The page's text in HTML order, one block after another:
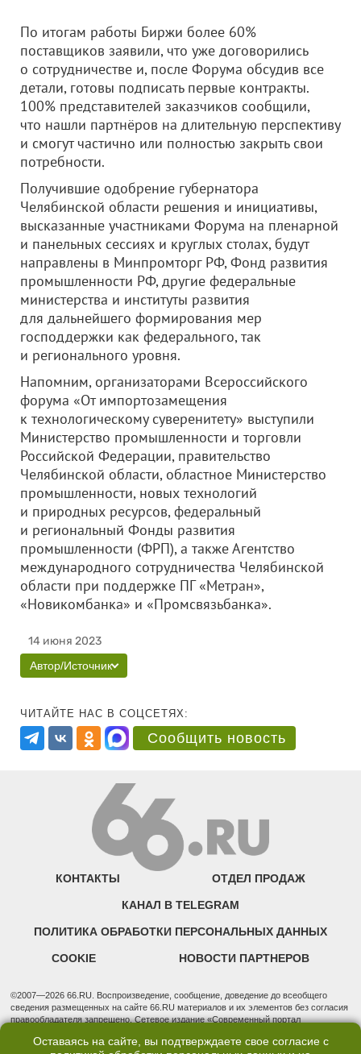
По итогам работы Биржи более 60%
поставщиков заявили, что уже договорились
о сотрудничестве и, после Форума обсудив все
детали, готовы подписать первые контракты.
100% представителей заказчиков сообщили,
что нашли партнёров на длительную перспективу
и смогут частично или полностью закрыть свои
потребности.
Получившие одобрение губернатора
Челябинской области решения и инициативы,
высказанные участниками Форума на пленарной
и панельных сессиях и круглых столах, будут
направлены в Минпромторг РФ, Фонд развития
промышленности РФ, другие федеральные
министерства и институты развития
для дальнейшего формирования мер
господдержки как федерального, так
и регионального уровня.
Напомним, организаторами Всероссийского
форума «От импортозамещения
к технологическому суверенитету» выступили
Министерство промышленности и торговли
Российской Федерации, правительство
Челябинской области, областное Министерство
промышленности, новых технологий
и природных ресурсов, федеральный
и региональный Фонды развития
промышленности (ФРП), а также Агентство
международного сотрудничества Челябинской
области при поддержке ПГ «Метран»,
«Новикомбанка» и «Промсвязьбанка».
14 июня 2023
Автор/Источник
ЧИТАЙТЕ НАС В СОЦСЕТЯХ:
Сообщить новость
КОНТАКТЫ ОТДЕЛ ПРОДАЖ
КАНАЛ В TELEGRAM
ПОЛИТИКА ОБРАБОТКИ ПЕРСОНАЛЬНЫХ ДАННЫХ
COOKIE НОВОСТИ ПАРТНЕРОВ
©2007—2026 66.RU. Воспроизведение, сообщение, доведение до всеобщего
сведения размещенных на сайте 66.RU материалов и их элементов без согласия
правообладателя запрещено. Сетевое издание «Современный портал
надзору в сфере связи, информационных технологий и массовых коммуникаций
Оставаясь на сайте, вы подтверждаете свое согласие с